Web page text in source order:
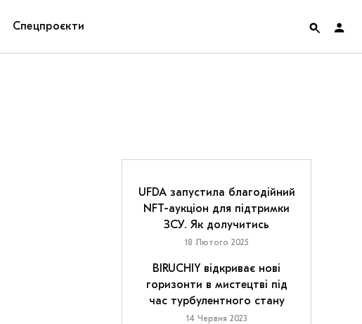
Спецпроєкти
Carpathian Cult про різдвяні свята
UFDA запустила благодійний
NFT-аукціон для підтримки
ЗСУ. Як долучитись
18 Лютого 2025
BIRUCHIY відкриває нові
горизонти в мистецтві під
час турбулентного стану
14 Червня 2023